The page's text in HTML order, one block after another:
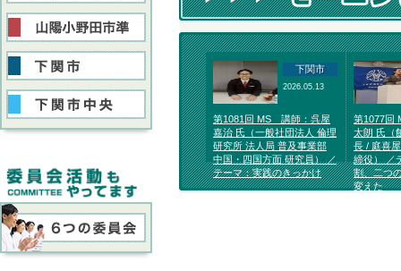
下関市
2026.05.13
第1081回 MS 講師：呉屋
嘉治 氏（一般社団法人 倫理
研究所 法人局 普及事業部
中国・四国方面 研究員） ／
テーマ：実践のきっかけ
第1077回
太朗 氏（
長 / 庭喜
締役） ／
割、二つ
変えた